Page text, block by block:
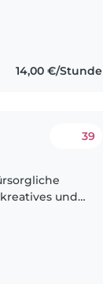
14,00 €/Stunde
39
und